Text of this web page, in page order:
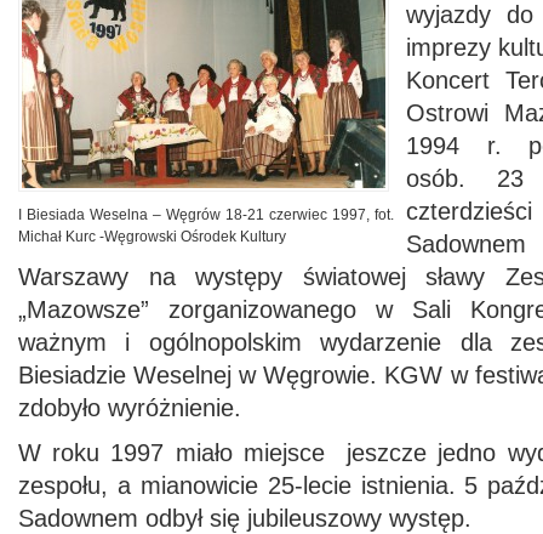
I Biesiada Weselna – Węgrów 18-21 czerwiec 1997, fot.
Michał Kurc -Węgrowski Ośrodek Kultury
wyjazdy
imprezy
Koncert
Ostrowi
1994 r.
osób. 23
Warszawy na występy światowej sławy
„Mazowsze” zorganizowanego w Sali
ważnym i ogólnopolskim wydarzenie dla
Biesiadzie Weselnej w Węgrowie. KGW w
zdobyło wyróżnienie.
W roku 1997 miało miejsce jeszcze jedno
zespołu, a mianowicie 25-lecie istnienia. 5
Sadownem odbył się jubileuszowy występ.